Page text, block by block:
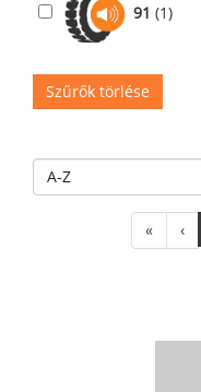
91 (1)
Szűrők törlése
« ‹